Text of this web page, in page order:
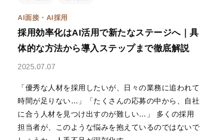
AI面接・AI採用
採用効率化はAI活用で新たなステージへ｜具
体的な方法から導入ステップまで徹底解説
2025.07.07
「優秀な人材を採用したいが、日々の業務に追われて
時間が足りない…」「たくさんの応募の中から、自社
に合う人材を見つけ出すのが難しい…」 多くの採用
担当者が、このような悩みを抱えているのではないで